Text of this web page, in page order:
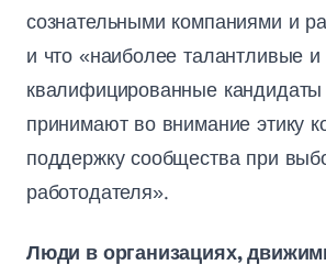
сознательными компаниями и
и что «наиболее талантливые и
квалифицированные
принимают во внимание этику
поддержку сообщества при
работодателя».
Люди в организациях,